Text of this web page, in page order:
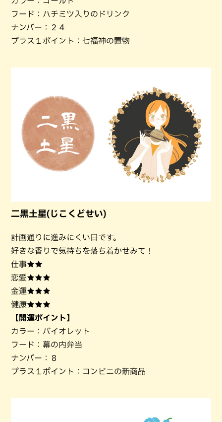
フード：ハチミツ入りのドリンク
ナンバー：２４
プラス１ポイント：七福神の置物
二黒土星(じこくどせい)
計画通りに進みにくい日です。
好きな香りで気持ちを落ち着かせみて！
仕事★★
恋愛★★★
金運★★★
健康★★★
【開運ポイント】
カラー：バイオレット
フード：幕の内弁当
ナンバー：８
プラス１ポイント：コンビニの新商品